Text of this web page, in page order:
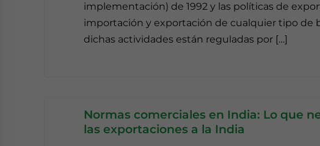
implementación) de 1992 y las políticas de
importación y exportación de cualquier tipo de
dichas actividades están reguladas por […]
Normas comerciales en India: Lo que
las exportaciones a la India